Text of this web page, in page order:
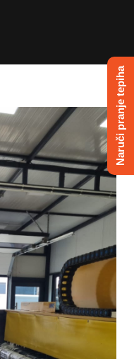
Naruči pranje tepiha